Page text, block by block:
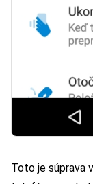
Toto je súprava